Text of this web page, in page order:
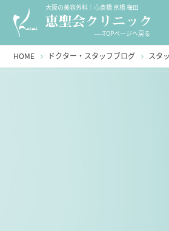
大阪の美容外科｜心斎橋 京橋 梅田
-----TOPページへ戻る
HOME ドクター・スタッフブログ スタ